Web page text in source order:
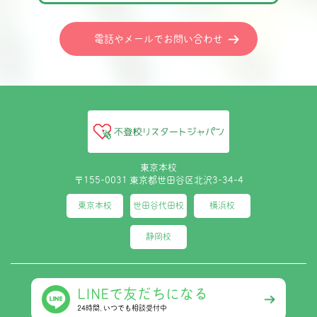
電話やメールでお問い合わせ
東京本校
〒155-0031 東京都世田谷区北沢3-34-4
東京本校 世田谷代田校 横浜校
静岡校
LINEで友だちになる
24時間､いつでも相談受付中